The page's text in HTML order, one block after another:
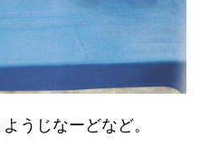
うじなーどなど。